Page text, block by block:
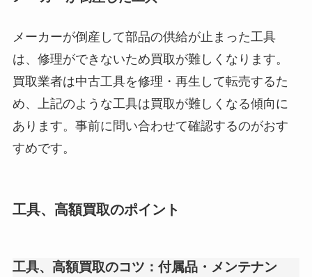
メーカーが倒産して部品の供給が止まった工具
は、修理ができないため買取が難しくなります。
買取業者は中古工具を修理・再生して転売するた
め、上記のような工具は買取が難しくなる傾向に
あります。事前に問い合わせて確認するのがおす
すめです。
工具、高額買取のポイント
工具、高額買取のコツ：付属品・メンテナン